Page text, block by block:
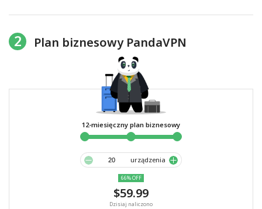
2 Plan biznesowy PandaVPN
12-miesięczny plan biznesowy
urządzenia
66% OFF
$59.99
Dzisiaj naliczono